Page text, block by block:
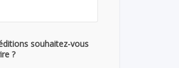
souhaitez-vous
?